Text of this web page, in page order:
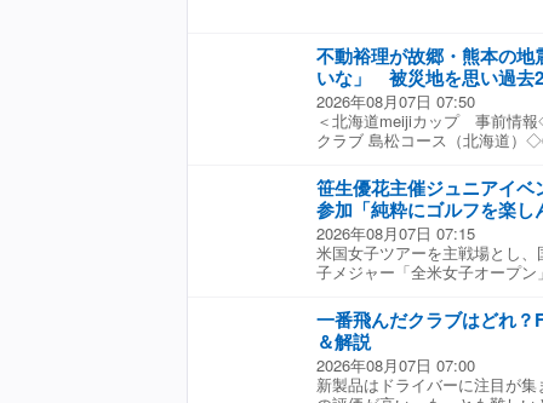
【大西翔太のHOTSHOT】 パ
見ない？「カップの意識でス
翔太のHOTSHOT】
好きの心もくすぐったし、若
なるものも発生。 ボディカラ
となったスーパーホワイトが
として、クレスタ、チェイサ
いて、全盛期には3モデルで月
【日産 セドリック/グロリア
になるのがセドリックとグロ
呼ばれる7代目（グロリアは8
で開発費が潤沢で、実際にク
た。 メカニズムにこだわるの
快な走りが楽しめたし、さら
ンツーリスモも人気だった。
た。トヨタと日産が真っ向勝
【ホンダ NSX ?1990年?】ス
が積めなきゃダメ? バブル時代
なった。それゆえ、クルマに
ッグが積めることが至上命令
久しぶりだったので、すごく
さ一転、帰りは大渋滞にはま
のはすごく過酷だなぁ」と、
た。今大会のコースから車で
り、まさに超地元大会。ジュ
コースはよく知り尽くしてい
な」と首をかしげる。「アゲ
ると思うので、フォローのホ
れば」と道筋を描きながら、
介） 北海道meijiカップ 組み
つねダンスを踊る小祝さくら
成績 小祝の現在地は？ 女子
ング70位の21歳、ジャクソン
ー・暫定37位タイ。同75位で
ソン・デイ（オーストラリア
出遅れた。賞金総額は850万ド
者には153万ドル（約2億4000
終えてポイントランキング70
のプレーオフシリーズ初戦に
権 リーダーボード 最新！ 米
きスター候補やメジャーハン
い、当落線上の大物選手は？
松山英樹が結婚を伏せていた
不動裕理が故郷・熊本の地
いな」 被災地を思い過去
2026年08月07日 07:50
＜北海道meijiカップ 事前情
クラブ 島松コース（北海道）
発生した最大震度7の地震に悲
真】爆発事故で倒壊したイオ
震から10年が経ち、再び大き
「（地震が）来るとは思わな
た。「みんな一生懸命、毎日
合を精一杯やりたい」と、被
「いつの話ですか（笑）。生
笑う。「今年は芝も生き生き
っている」と、よく知るコー
レギュラーツアー出場はこれ
「ワールドレディスサロンパ
笹生優花主催ジュニアイベ
参加「純粋にゴルフを楽し
2026年08月07日 07:15
米国女子ツアーを主戦場とし
子メジャー「全米女子オープ
GREET〜5周年記念イベント
ブ（茨城県）で開催。今回は
子ツアー通算1勝の宮里美香、
中継でラウンドリポーターを
た。 【写真】軽快なトークで
一番飛んだクラブはどれ？
＆解説
2026年08月07日 07:00
新製品はドライバーに注目が